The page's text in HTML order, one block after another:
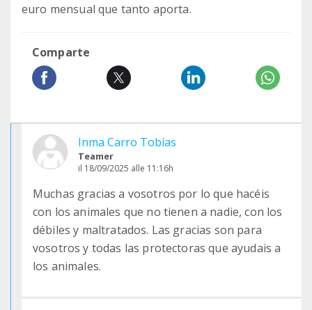
euro mensual que tanto aporta.
Comparte
Inma Carro Tobías
Teamer
il 18/09/2025 alle 11:16h
Muchas gracias a vosotros por lo que hacéis
con los animales que no tienen a nadie, con los
débiles y maltratados. Las gracias son para
vosotros y todas las protectoras que ayudais a
los animales.